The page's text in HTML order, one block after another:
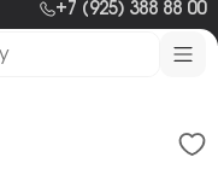
+7 (925) 388 88 00